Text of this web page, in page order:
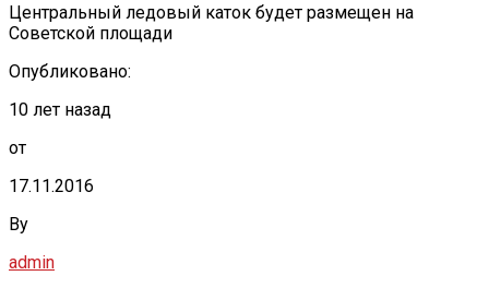
Центральный ледовый каток будет размещен на
Советской площади
Опубликовано:
10 лет назад
от
17.11.2016
By
admin